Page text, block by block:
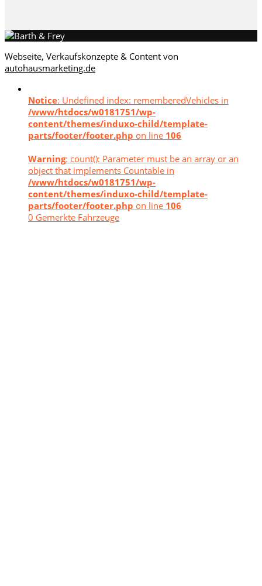
Webseite, Verkaufskonzepte & Content von
autohausmarketing.de
Notice: Undefined index: rememberedVehicles in
/www/htdocs/w0181751/wp-
content/themes/induxo-child/template-
parts/footer/footer.php on line 106
Warning: count(): Parameter must be an array or an
object that implements Countable in
/www/htdocs/w0181751/wp-
content/themes/induxo-child/template-
parts/footer/footer.php on line 106
0 Gemerkte Fahrzeuge